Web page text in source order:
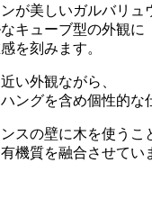
が美しいガルバリュ
キューブ型の外観に
を刻みます。
い外観ながら、
ングを含め個性的な
スの壁に木を使うこ
機質を融合させてい